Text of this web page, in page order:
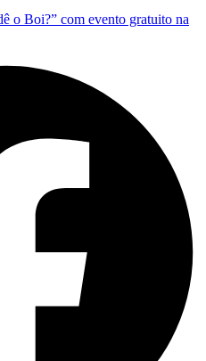
o Boi?” com evento gratuito na